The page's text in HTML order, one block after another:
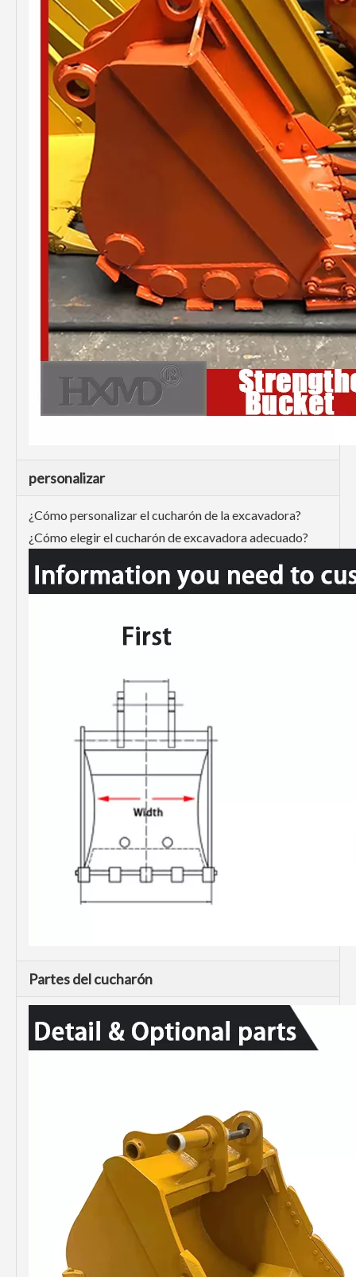
personalizar
¿Cómo personalizar el cucharón de la excavadora?
¿Cómo elegir el cucharón de excavadora adecuado?
Partes del cucharón